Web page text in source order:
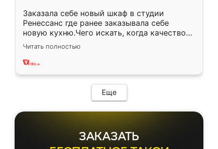
Заказала себе новый шкаф в студии
Ренессанс где ранее заказывала себе
новую кухню.Чего искать, когда качеством
вполне довольна. Служит кухня уже почти
два года, нареканий нет.
Читать полностью
Еще
ЗАКАЗАТЬ